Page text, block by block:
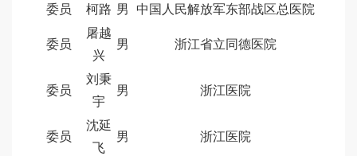
委员 柯路 男 中国人民解放军东部战区总医院
委员
屠越
兴
男 浙江省立同德医院
委员
刘秉
宇
男 浙江医院
委员
沈延
飞
男 浙江医院